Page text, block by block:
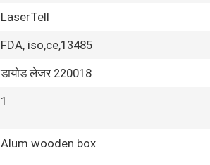
LaserTell
FDA, iso,ce,13485
डायोड लेजर 220018
1
Alum wooden box